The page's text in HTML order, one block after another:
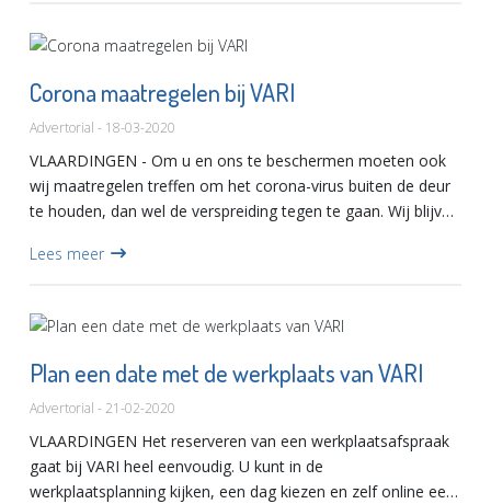
Corona maatregelen bij VARI
Advertorial - 18-03-2020
VLAARDINGEN - Om u en ons te beschermen moeten ook
wij maatregelen treffen om het corona-virus buiten de deur
te houden, dan wel de verspreiding tegen te gaan. Wij blijven
uitvoeren.We...
Lees meer
Plan een date met de werkplaats van VARI
Advertorial - 21-02-2020
VLAARDINGEN Het reserveren van een werkplaatsafspraak
gaat bij VARI heel eenvoudig. U kunt in de
werkplaatsplanning kijken, een dag kiezen en zelf online een